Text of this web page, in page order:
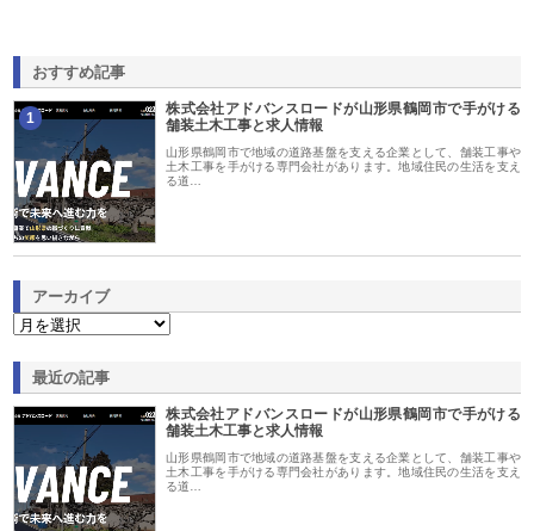
おすすめ記事
1
株式会社アドバンスロードが山形県鶴岡市で手がける
舗装土木工事と求人情報
山形県鶴岡市で地域の道路基盤を支える企業として、舗装工事や
土木工事を手がける専門会社があります。地域住民の生活を支え
る道…
アーカイブ
最近の記事
株式会社アドバンスロードが山形県鶴岡市で手がける
舗装土木工事と求人情報
山形県鶴岡市で地域の道路基盤を支える企業として、舗装工事や
土木工事を手がける専門会社があります。地域住民の生活を支え
る道…